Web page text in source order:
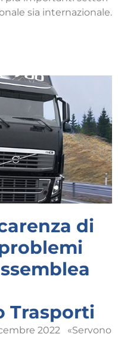
sia internazionale.
di
Trasporti
2022 «Servono